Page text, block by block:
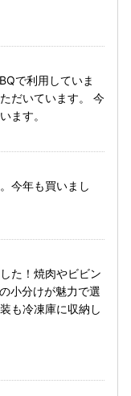
で利用していま
だいています。 今
ます。
今年も買いまし
た！焼肉やビビン
小分けが魅力で選
も冷凍庫に収納し